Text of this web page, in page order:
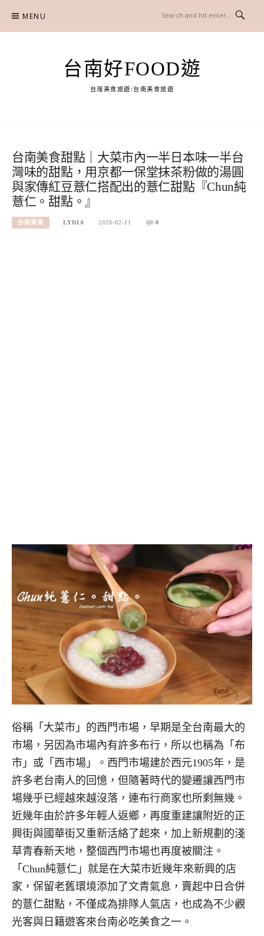
content
MENU
台南好FOOD遊
台灣美食旅遊/台南美食旅遊
台南美食甜點｜大菜市內一半日本味一半台
灣味的甜點，用京都一保堂抹茶粉做的湯圓
與家傳紅豆薏仁搭配出的薏仁甜點『Chun純
薏仁。甜點。』
台南美食 LYDIA 2020-02-11 0
俗稱「大菜市」的西門市場，早期是全台南最大的
市場，另因為市場內有許多布行，所以也稱為「布
市」或「西市場」。西門市場建於西元1905年，是
許多老台南人的回憶，但隨著時代的變遷讓西門市
場幾乎已經越來越沒落，連布行商家也所剩無幾。
近幾年由於許多年輕人返鄉，再度重建讓附近的正
興街與國華街又重新活絡了起來，加上新規劃的淺
草青春新天地，整個西門市場也再度被關注。
「Chun純薏仁」就是在大菜市近幾年來新興的店
家，保留老舊環境添加了文青氣息，賣起中日合併
的薏仁甜點，不僅成為排隊人氣店，也成為不少觀
光客與日籍遊客來台南必吃美食之一。